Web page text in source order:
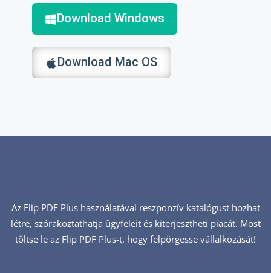
Download Windows
Download Mac OS
Az Flip PDF Plus használatával reszponzív katalógust hozhat
létre, szórakoztathatja ügyfeleit és kiterjesztheti piacát. Most
töltse le az Flip PDF Plus-t, hogy felpörgesse vállalkozását!